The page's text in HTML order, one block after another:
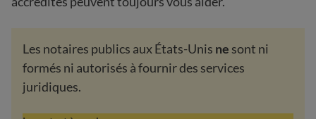
Les notaires publics aux États-Unis ne sont ni
formés ni autorisés à fournir des services
juridiques.